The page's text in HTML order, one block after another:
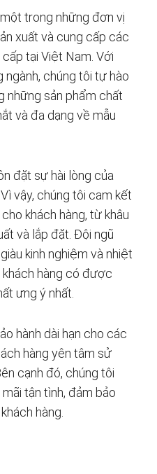
một trong những đơn vị
xuất và cung cấp các
tại Việt Nam. Với
ngành, chúng tôi tự hào
những sản phẩm chất
và đa dạng về mẫu
đặt sự hài lòng của
vậy, chúng tôi cam kết
khách hàng, từ khâu
và lắp đặt. Đội ngũ
kinh nghiệm và nhiệt
hàng có được
ưng ý nhất.
hành dài hạn cho các
hàng yên tâm sử
cạnh đó, chúng tôi
tận tình, đảm bảo
hàng.